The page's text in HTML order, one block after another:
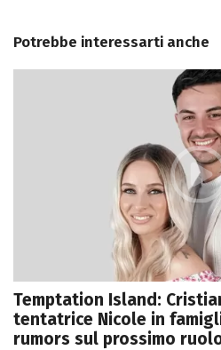
Potrebbe interessarti anche
Temptation Island:
tentatrice Nicole in
rumors sul prossimo